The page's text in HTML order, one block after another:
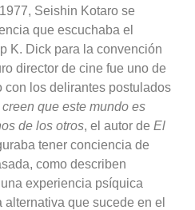
Seishin Kotaro se
que escuchaba el
K. Dick para la convención
director de cine fue uno de
con los delirantes postulados
que este mundo es
de los otros, el autor de El
tener conciencia de
como describen
experiencia psíquica
que sucede en el